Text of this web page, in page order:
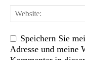
Speichern Sie
Adresse und meine